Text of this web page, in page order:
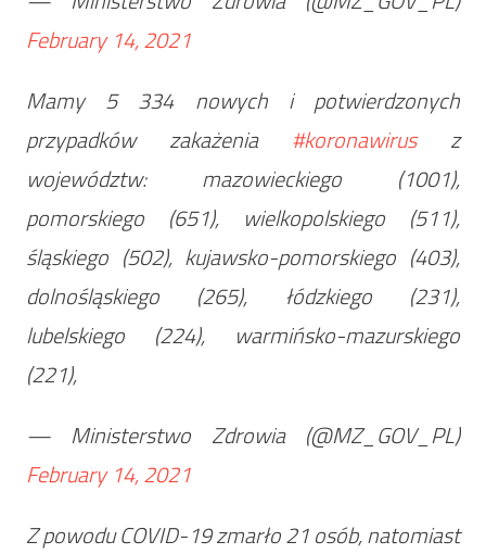
February 14, 2021
Mamy 5 334 nowych i potwierdzonych
przypadków zakażenia #koronawirusz
województw: mazowieckiego (1001),
pomorskiego (651), wielkopolskiego (511),
śląskiego (502), kujawsko-pomorskiego (403),
dolnośląskiego (265), łódzkiego (231),
lubelskiego (224), warmińsko-mazurskiego
(221),
— Ministerstwo Zdrowia (@MZ_GOV_PL)
February 14, 2021
Z powodu COVID-19 zmarło 21 osób, natomiast